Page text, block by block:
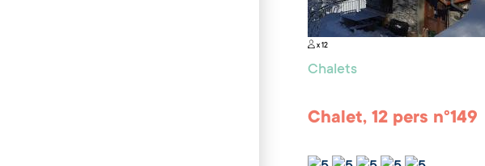
x 12
Chalets
Chalet, 12 pers n°149